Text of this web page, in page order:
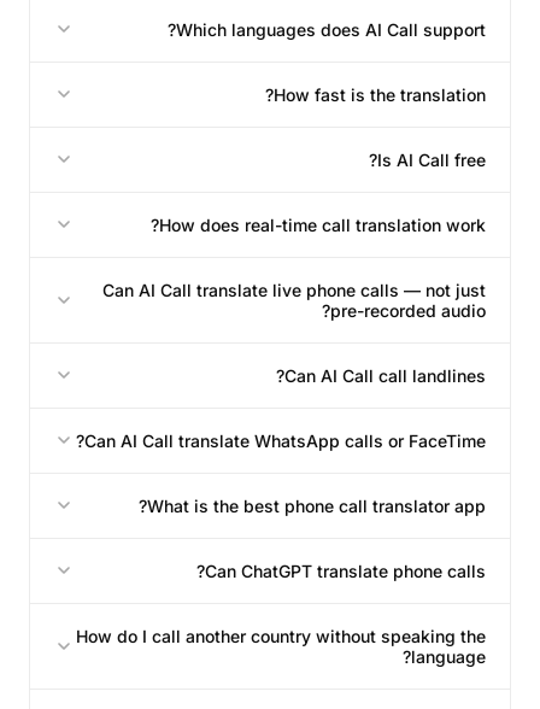
Which languages does AI Call support?
How fast is the translation?
Is AI Call free?
How does real-time call translation work?
Can AI Call translate live phone calls — not just
pre-recorded audio?
Can AI Call call landlines?
Can AI Call translate WhatsApp calls or FaceTime?
What is the best phone call translator app?
Can ChatGPT translate phone calls?
How do I call another country without speaking the
language?